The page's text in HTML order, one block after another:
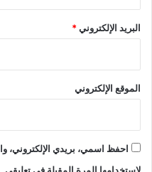
البريد الإلكتروني*
الموقع الإلكتروني
احفظ اسمي، بريدي الإلكتروني،